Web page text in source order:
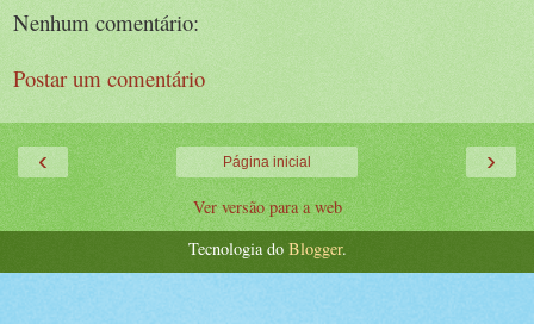
Nenhum comentário:
Postar um comentário
‹ ›
Página inicial
Ver versão para a web
Tecnologia do Blogger.